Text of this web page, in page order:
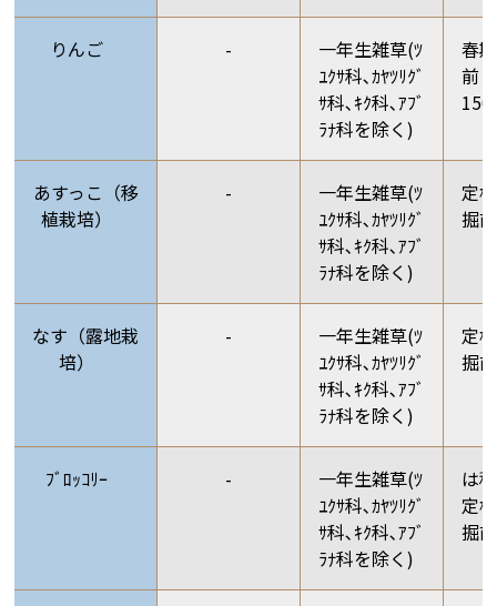
りんご -
一年生雑草(ﾂ
ﾕｸｻ科､ｶﾔﾂﾘｸﾞ
ｻ科､ｷｸ科､ｱﾌﾞ
ﾗﾅ科を除く)
春
前
あすっこ（移
植栽培）
-
一年生雑草(ﾂ
ﾕｸｻ科､ｶﾔﾂﾘｸﾞ
ｻ科､ｷｸ科､ｱﾌﾞ
ﾗﾅ科を除く)
定
掘
なす（露地栽
培）
-
一年生雑草(ﾂ
ﾕｸｻ科､ｶﾔﾂﾘｸﾞ
ｻ科､ｷｸ科､ｱﾌﾞ
ﾗﾅ科を除く)
定
掘
ﾌﾞﾛｯｺﾘｰ -
一年生雑草(ﾂ
ﾕｸｻ科､ｶﾔﾂﾘｸﾞ
ｻ科､ｷｸ科､ｱﾌﾞ
ﾗﾅ科を除く)
は
定
掘